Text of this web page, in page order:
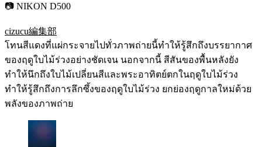
📷 NIKON D500
cizucu編集部
โทนสีแดงที่แผ่กระจายไปทั่วภาพถ่ายนี้ทำให้รู้สึกถึงบรรยากาศ
ของฤดูใบไม้ร่วงอย่างชัดเจน นอกจากนี้ สีสันของพื้นหลังยัง
ทำให้นึกถึงใบไม้เปลี่ยนสีและพระอาทิตย์ตกในฤดูใบไม้ร่วง
ทำให้รู้สึกถึงการลึกซึ้งของฤดูใบไม้ร่วง ยกย่องฤดูกาลใหม่ด้วย
พลังของภาพถ่าย